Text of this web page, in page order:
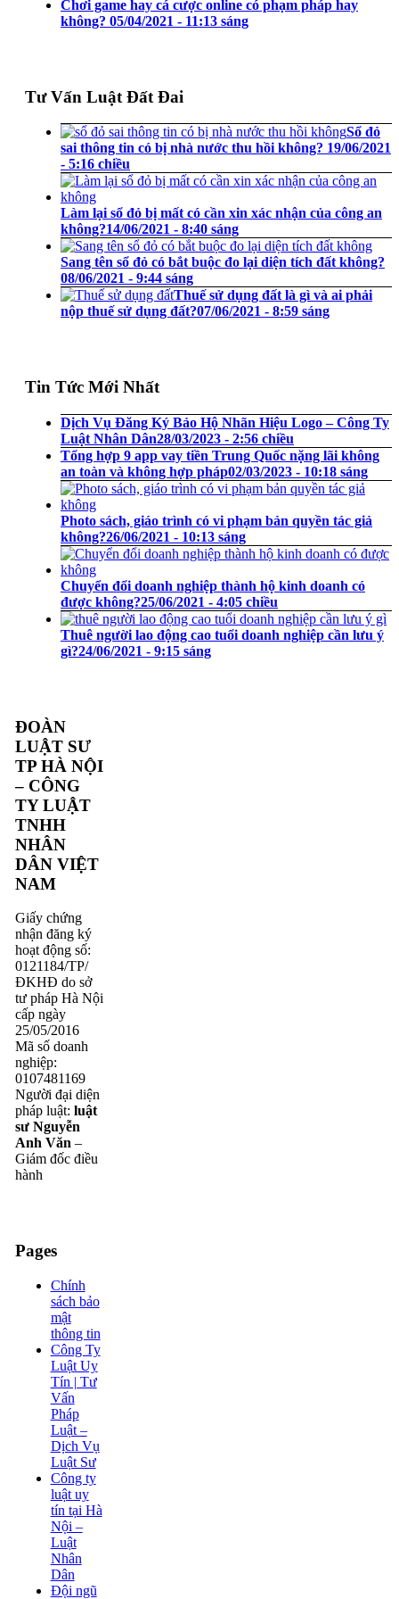
Chơi game hay cá cược online có phạm pháp hay
không? 05/04/2021 - 11:13 sáng
Tư Vấn Luật Đất Đai
Sổ đỏ
sai thông tin có bị nhà nước thu hồi không? 19/06/2021
- 5:16 chiều
Làm lại sổ đỏ bị mất có cần xin xác nhận của công an
không?14/06/2021 - 8:40 sáng
Sang tên sổ đỏ có bắt buộc đo lại diện tích đất không?
08/06/2021 - 9:44 sáng
Thuế sử dụng đất là gì và ai phải
nộp thuế sử dụng đất?07/06/2021 - 8:59 sáng
Tin Tức Mới Nhất
Dịch Vụ Đăng Ký Bảo Hộ Nhãn Hiệu Logo – Công Ty
Luật Nhân Dân28/03/2023 - 2:56 chiều
Tổng hợp 9 app vay tiền Trung Quốc nặng lãi không
an toàn và không hợp pháp02/03/2023 - 10:18 sáng
Photo sách, giáo trình có vi phạm bản quyền tác giả
không?26/06/2021 - 10:13 sáng
Chuyển đổi doanh nghiệp thành hộ kinh doanh có
được không?25/06/2021 - 4:05 chiều
Thuê người lao động cao tuổi doanh nghiệp cần lưu ý
gì?24/06/2021 - 9:15 sáng
ĐOÀN
LUẬT SƯ
TP HÀ NỘI
– CÔNG
TY LUẬT
TNHH
NHÂN
DÂN VIỆT
NAM
Giấy chứng
nhận đăng ký
hoạt động số:
0121184/TP/
ĐKHĐ do sở
tư pháp Hà Nội
cấp ngày
25/05/2016
Mã số doanh
nghiệp:
0107481169
Người đại diện
pháp luật: luật
sư Nguyễn
Anh Văn –
Giám đốc điều
hành
Pages
Chính
sách bảo
mật
thông tin
Công Ty
Luật Uy
Tín | Tư
Vấn
Pháp
Luật –
Dịch Vụ
Luật Sư
Công ty
luật uy
tín tại Hà
Nội –
Luật
Nhân
Dân
Đội ngũ